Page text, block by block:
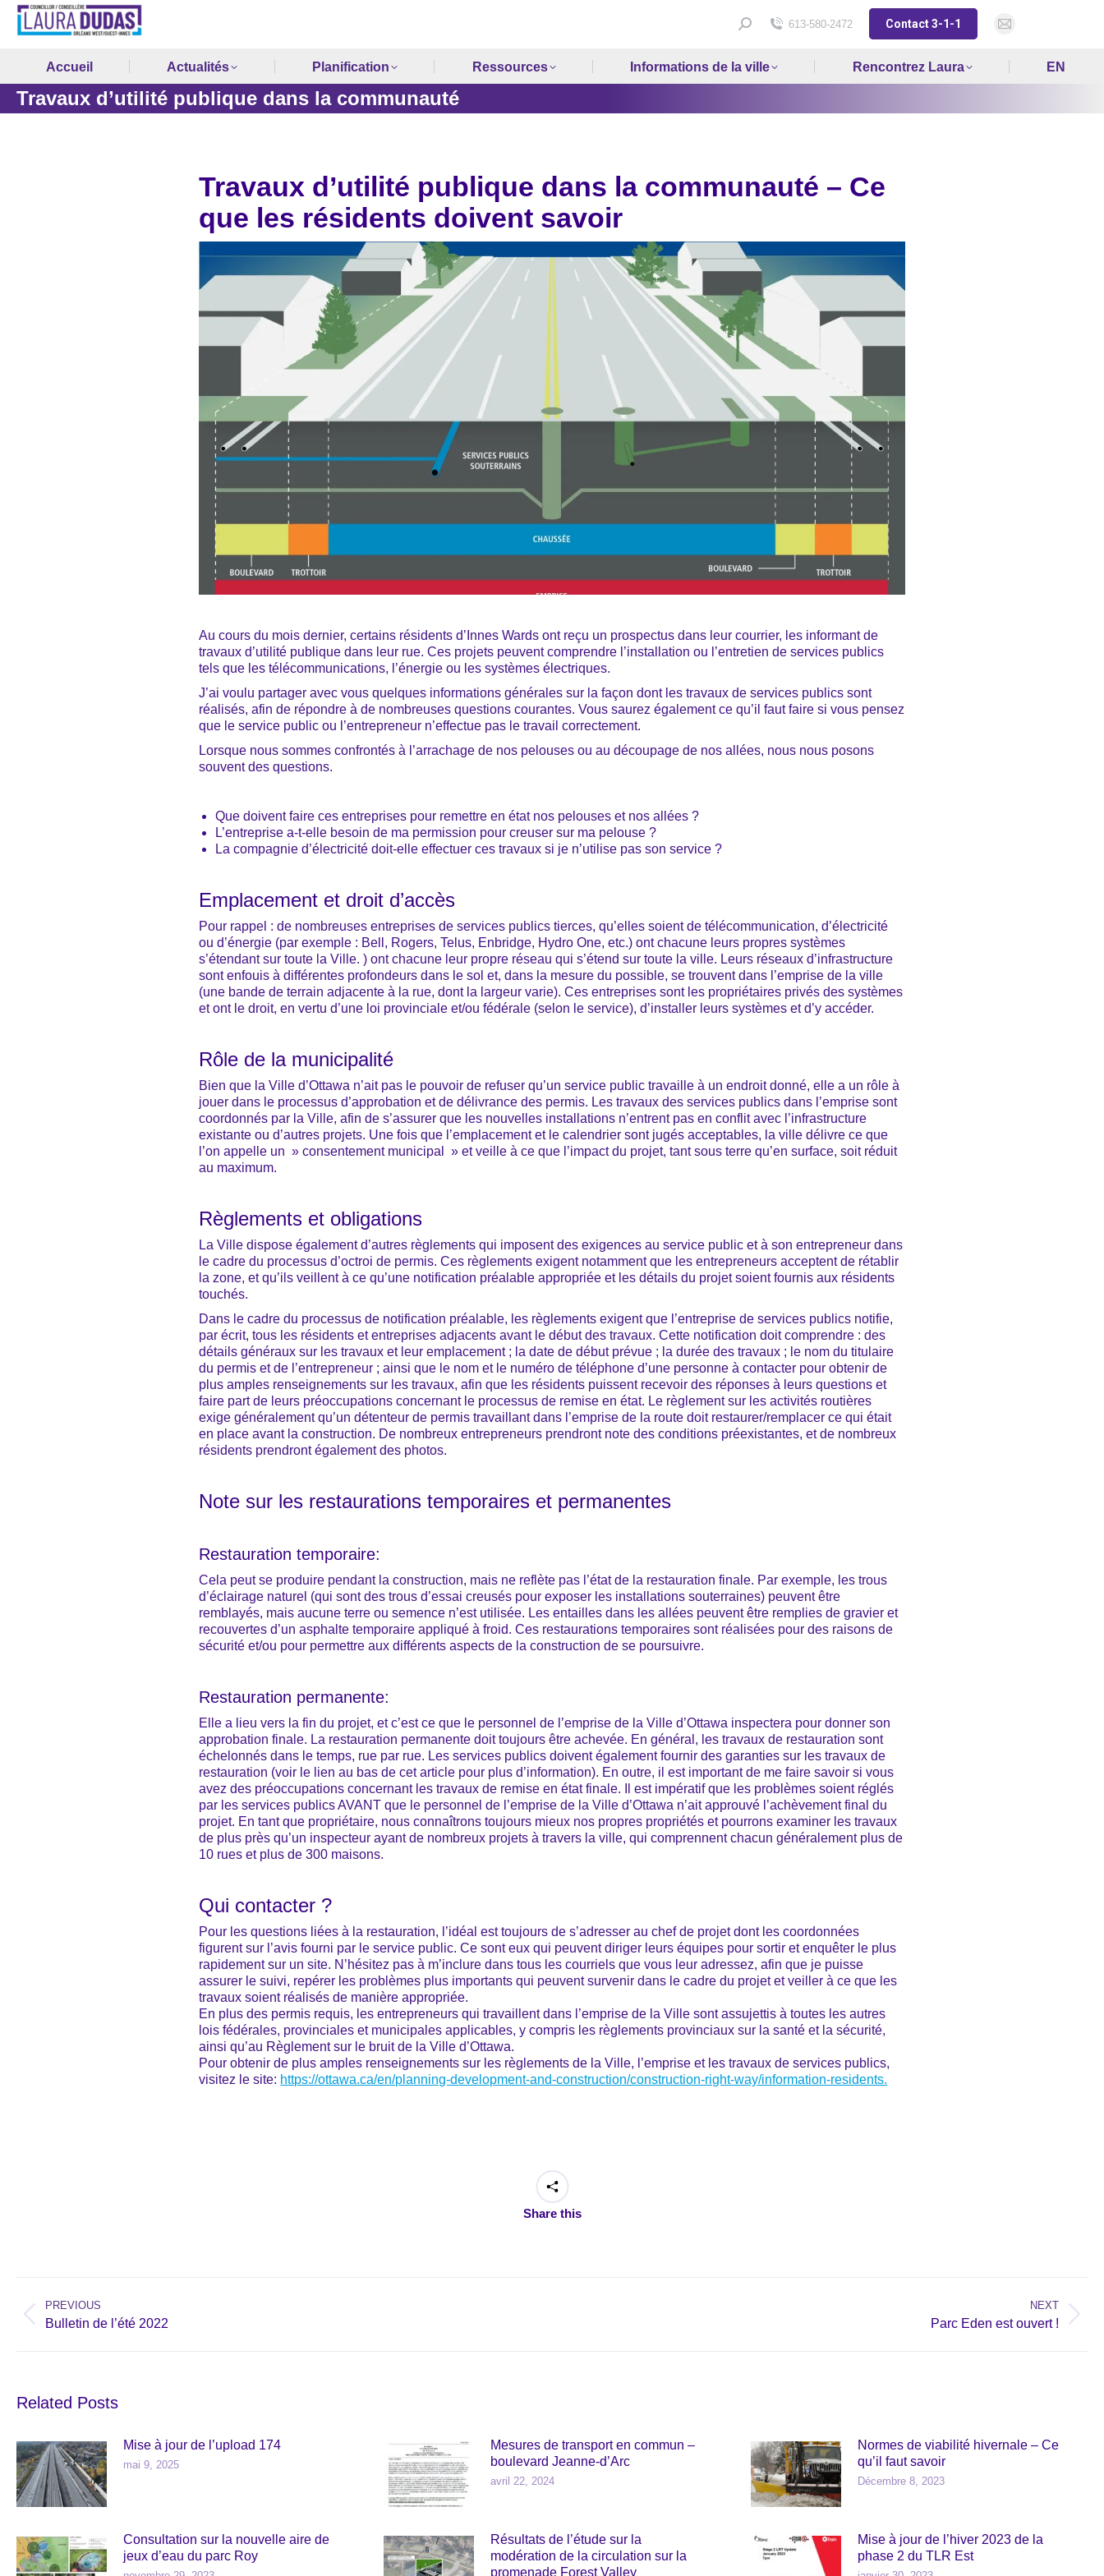
Search: 613-580-2472 Contact 3-1-1
opens
Accueil Actualités Planification Ressources Informations de la ville Rencontrez Laura EN
Travaux d’utilité publique dans la communauté
Travaux d’utilité publique dans la communauté – Ce
que les résidents doivent savoir
Au cours du mois dernier, certains résidents d’Innes Wards ont reçu un prospectus dans leur courrier, les informant de
travaux d’utilité publique dans leur rue. Ces projets peuvent comprendre l’installation ou l’entretien de services publics
tels que les télécommunications, l’énergie ou les systèmes électriques.
J’ai voulu partager avec vous quelques informations générales sur la façon dont les travaux de services publics sont
réalisés, afin de répondre à de nombreuses questions courantes. Vous saurez également ce qu’il faut faire si vous pensez
que le service public ou l’entrepreneur n’effectue pas le travail correctement.
Lorsque nous sommes confrontés à l’arrachage de nos pelouses ou au découpage de nos allées, nous nous posons
souvent des questions.
Que doivent faire ces entreprises pour remettre en état nos pelouses et nos allées ?
L’entreprise a-t-elle besoin de ma permission pour creuser sur ma pelouse ?
La compagnie d’électricité doit-elle effectuer ces travaux si je n’utilise pas son service ?
Emplacement et droit d’accès
Pour rappel : de nombreuses entreprises de services publics tierces, qu’elles soient de télécommunication, d’électricité
ou d’énergie (par exemple : Bell, Rogers, Telus, Enbridge, Hydro One, etc.) ont chacune leurs propres systèmes
s’étendant sur toute la Ville. ) ont chacune leur propre réseau qui s’étend sur toute la ville. Leurs réseaux d’infrastructure
sont enfouis à différentes profondeurs dans le sol et, dans la mesure du possible, se trouvent dans l’emprise de la ville
(une bande de terrain adjacente à la rue, dont la largeur varie). Ces entreprises sont les propriétaires privés des systèmes
et ont le droit, en vertu d’une loi provinciale et/ou fédérale (selon le service), d’installer leurs systèmes et d’y accéder.
Rôle de la municipalité
Bien que la Ville d’Ottawa n’ait pas le pouvoir de refuser qu’un service public travaille à un endroit donné, elle a un rôle à
jouer dans le processus d’approbation et de délivrance des permis. Les travaux des services publics dans l’emprise sont
coordonnés par la Ville, afin de s’assurer que les nouvelles installations n’entrent pas en conflit avec l’infrastructure
existante ou d’autres projets. Une fois que l’emplacement et le calendrier sont jugés acceptables, la ville délivre ce que
l’on appelle un » consentement municipal » et veille à ce que l’impact du projet, tant sous terre qu’en surface, soit réduit
au maximum.
Règlements et obligations
La Ville dispose également d’autres règlements qui imposent des exigences au service public et à son entrepreneur dans
le cadre du processus d’octroi de permis. Ces règlements exigent notamment que les entrepreneurs acceptent de rétablir
la zone, et qu’ils veillent à ce qu’une notification préalable appropriée et les détails du projet soient fournis aux résidents
touchés.
Dans le cadre du processus de notification préalable, les règlements exigent que l’entreprise de services publics notifie,
par écrit, tous les résidents et entreprises adjacents avant le début des travaux. Cette notification doit comprendre : des
détails généraux sur les travaux et leur emplacement ; la date de début prévue ; la durée des travaux ; le nom du titulaire
du permis et de l’entrepreneur ; ainsi que le nom et le numéro de téléphone d’une personne à contacter pour obtenir de
plus amples renseignements sur les travaux, afin que les résidents puissent recevoir des réponses à leurs questions et
faire part de leurs préoccupations concernant le processus de remise en état. Le règlement sur les activités routières
exige généralement qu’un détenteur de permis travaillant dans l’emprise de la route doit restaurer/remplacer ce qui était
en place avant la construction. De nombreux entrepreneurs prendront note des conditions préexistantes, et de nombreux
résidents prendront également des photos.
Note sur les restaurations temporaires et permanentes
Restauration temporaire:
Cela peut se produire pendant la construction, mais ne reflète pas l’état de la restauration finale. Par exemple, les trous
d’éclairage naturel (qui sont des trous d’essai creusés pour exposer les installations souterraines) peuvent être
remblayés, mais aucune terre ou semence n’est utilisée. Les entailles dans les allées peuvent être remplies de gravier et
recouvertes d’un asphalte temporaire appliqué à froid. Ces restaurations temporaires sont réalisées pour des raisons de
sécurité et/ou pour permettre aux différents aspects de la construction de se poursuivre.
Restauration permanente:
Elle a lieu vers la fin du projet, et c’est ce que le personnel de l’emprise de la Ville d’Ottawa inspectera pour donner son
approbation finale. La restauration permanente doit toujours être achevée. En général, les travaux de restauration sont
échelonnés dans le temps, rue par rue. Les services publics doivent également fournir des garanties sur les travaux de
restauration (voir le lien au bas de cet article pour plus d’information). En outre, il est important de me faire savoir si vous
avez des préoccupations concernant les travaux de remise en état finale. Il est impératif que les problèmes soient réglés
par les services publics AVANT que le personnel de l’emprise de la Ville d’Ottawa n’ait approuvé l’achèvement final du
projet. En tant que propriétaire, nous connaîtrons toujours mieux nos propres propriétés et pourrons examiner les travaux
de plus près qu’un inspecteur ayant de nombreux projets à travers la ville, qui comprennent chacun généralement plus de
10 rues et plus de 300 maisons.
Qui contacter ?
Pour les questions liées à la restauration, l’idéal est toujours de s’adresser au chef de projet dont les coordonnées
figurent sur l’avis fourni par le service public. Ce sont eux qui peuvent diriger leurs équipes pour sortir et enquêter le plus
rapidement sur un site. N’hésitez pas à m’inclure dans tous les courriels que vous leur adressez, afin que je puisse
assurer le suivi, repérer les problèmes plus importants qui peuvent survenir dans le cadre du projet et veiller à ce que les
travaux soient réalisés de manière appropriée.
En plus des permis requis, les entrepreneurs qui travaillent dans l’emprise de la Ville sont assujettis à toutes les autres
lois fédérales, provinciales et municipales applicables, y compris les règlements provinciaux sur la santé et la sécurité,
ainsi qu’au Règlement sur le bruit de la Ville d’Ottawa.
Pour obtenir de plus amples renseignements sur les règlements de la Ville, l’emprise et les travaux de services publics,
visitez le site: https://ottawa.ca/en/planning-development-and-construction/construction-right-way/information-residents.
Share this
navigation
PREVIOUS
Previous
Bulletin de l’été 2022
NEXT
Parc Eden est ouvert !
Related Posts
Mise à jour de l’upload 174
mai 9, 2025
Mesures de transport en commun –
boulevard Jeanne-d’Arc
avril 22, 2024
Normes de viabilité hivernale – Ce
qu’il faut savoir
Décembre 8, 2023
Consultation sur la nouvelle aire de
jeux d’eau du parc Roy
Résultats de l’étude sur la
modération de la circulation sur la
promenade Forest Valley
Mise à jour de l’hiver 2023 de la
phase 2 du TLR Est